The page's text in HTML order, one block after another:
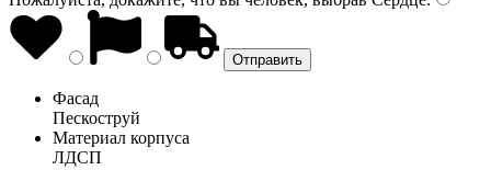
Фасад
Пескоструй
Материал корпуса
ЛДСП